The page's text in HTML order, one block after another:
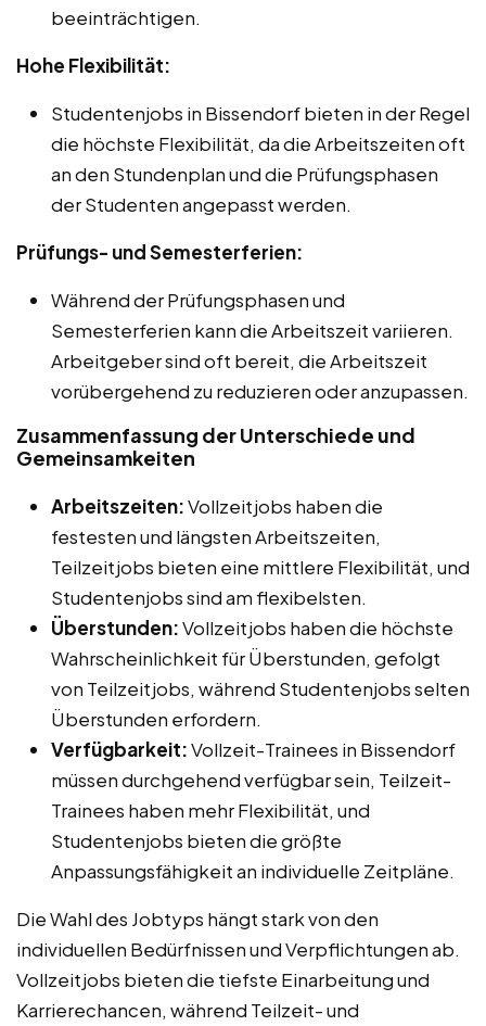
beeinträchtigen.
Hohe Flexibilität:
Studentenjobs in Bissendorf bieten in der Regel
die höchste Flexibilität, da die Arbeitszeiten oft
an den Stundenplan und die Prüfungsphasen
der Studenten angepasst werden.
Prüfungs- und Semesterferien:
Während der Prüfungsphasen und
Semesterferien kann die Arbeitszeit variieren.
Arbeitgeber sind oft bereit, die Arbeitszeit
vorübergehend zu reduzieren oder anzupassen.
Zusammenfassung der Unterschiede und
Gemeinsamkeiten
Arbeitszeiten:Vollzeitjobs haben die
festesten und längsten Arbeitszeiten,
Teilzeitjobs bieten eine mittlere Flexibilität, und
Studentenjobs sind am flexibelsten.
Überstunden:Vollzeitjobs haben die höchste
Wahrscheinlichkeit für Überstunden, gefolgt
von Teilzeitjobs, während Studentenjobs selten
Überstunden erfordern.
Verfügbarkeit:Vollzeit-Trainees in Bissendorf
müssen durchgehend verfügbar sein, Teilzeit-
Trainees haben mehr Flexibilität, und
Studentenjobs bieten die größte
Anpassungsfähigkeit an individuelle Zeitpläne.
Die Wahl des Jobtyps hängt stark von den
individuellen Bedürfnissen und Verpflichtungen ab.
Vollzeitjobs bieten die tiefste Einarbeitung und
Karrierechancen, während Teilzeit- und